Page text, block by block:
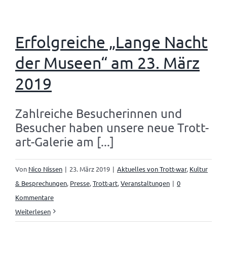
Erfolgreiche „Lange Nacht
der Museen“ am 23. März
2019
Zahlreiche Besucherinnen und
Besucher haben unsere neue Trott-
art-Galerie am [...]
Von Nico Nissen | 23. März 2019 | Aktuelles von Trott-war, Kultur
& Besprechungen, Presse,Trott-art,Veranstaltungen | 0
Kommentare
Weiterlesen